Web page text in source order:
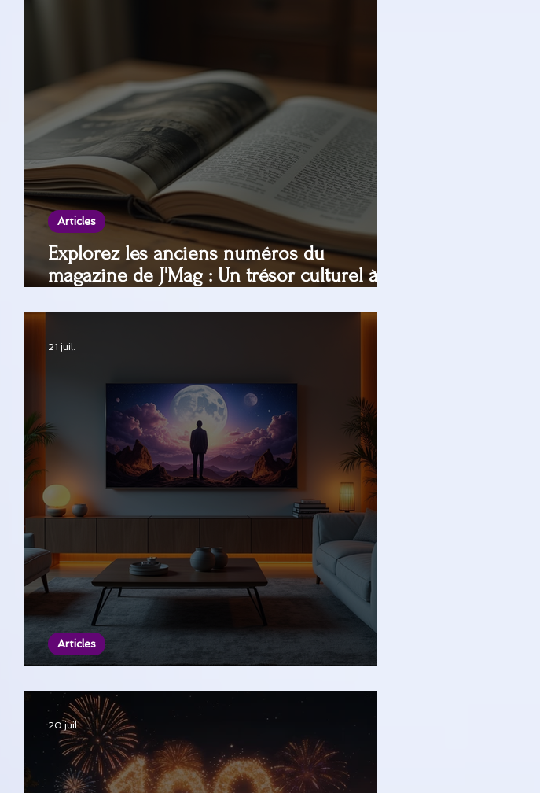
Explorez les anciens numéros du
magazine de J'Mag : Un trésor culturel à
Articles
Articles
21 juil.
20 juil.